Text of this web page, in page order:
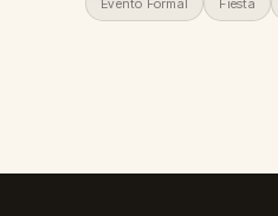
Evento Formal Fiesta